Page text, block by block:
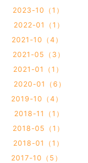
2023-10（1）
2022-01（1）
2021-10（4）
2021-05（3）
2021-01（1）
2020-01（6）
2019-10（4）
2018-11（1）
2018-05（1）
2018-01（1）
2017-10（5）